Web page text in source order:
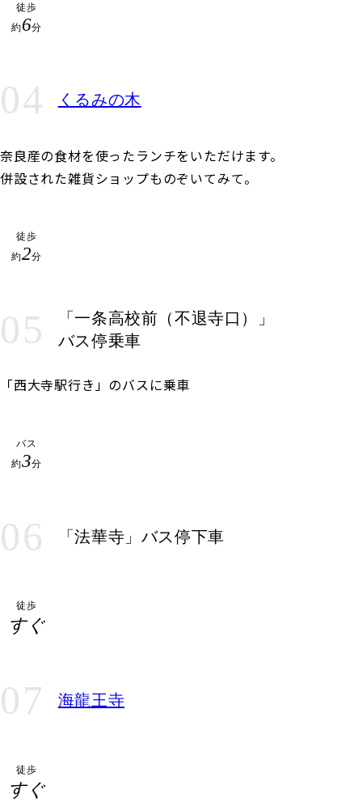
徒歩
約6分
04 くるみの木
奈良産の食材を使ったランチをいただけます。
併設された雑貨ショップものぞいてみて。
徒歩
約2分
05 「一条高校前 （不退寺口）」
バス停乗車
「西大寺駅行き」のバスに乗車
バス
約3分
06 「法華寺」バス停下車
徒歩
すぐ
07 海龍王寺
徒歩
すぐ